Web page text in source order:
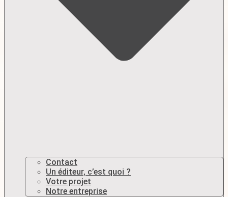
Contact
Un éditeur, c’est quoi ?
Votre projet
Notre entreprise